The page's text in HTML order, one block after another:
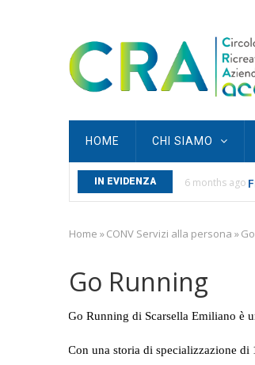
Main
navigation
HOME CHI SIAMO
IN EVIDENZA
SEBASTIANO... 6 months ago
Breadcrumb
Home »CONV Servizi alla persona »
Go Running
Go Running di Scarsella Emiliano è
Con una storia di specializzazione